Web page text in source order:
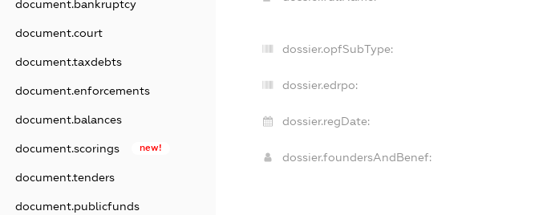
document.bankruptcy
document.court
document.taxdebts
document.enforcements
document.balances
document.scorings new!
document.tenders
document.publicfunds
dossier.opfSubType:
dossier.edrpo:
dossier.regDate:
dossier.foundersAndBenef: